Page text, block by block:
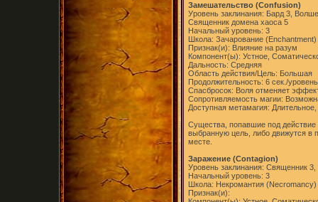
Замешательство (Confusion)
Уровень заклинания: Бард 3,
Священник домена хаоса 5
Начальный уровень: 3
Школа: Зачарование (Enchantment)
Признак(и): Влияние на разум
Компонент(ы): Устное,
Дальность: Средняя
Область действия/Цель: Большая
Продолжительность: 6 сек./уровень
Спасбросок: Воля отменяет
Сопротивляемость магии:
Доступная метамагия:
Существа, попавшие под действие
выбранную цель, либо движутся в
месте.
Заражение (Contagion)
Уровень заклинания: Священник
Начальный уровень: 3
Школа: Некромантия (Necromancy)
Признак(и):